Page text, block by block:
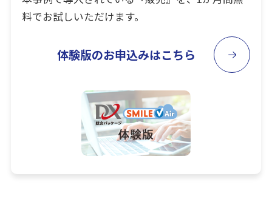
料でお試しいただけます。
体験版のお申込みはこちら